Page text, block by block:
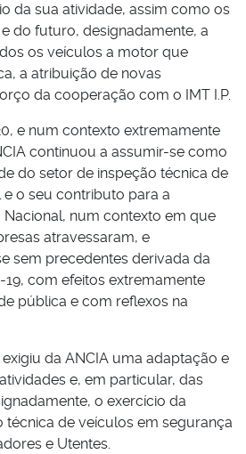
da sua atividade, assim como os
do futuro, designadamente, a
os veículos a motor que
a atribuição de novas
da cooperação com o IMT I.P.
e num contexto extremamente
continuou a assumir-se como
do setor de inspeção técnica de
o seu contributo para a
num contexto em que
atravessaram, e
sem precedentes derivada da
19, com efeitos extremamente
pública e com reflexos na
da ANCIA uma adaptação e
e, em particular, das
o exercício da
técnica de veículos em segurança
e Utentes.